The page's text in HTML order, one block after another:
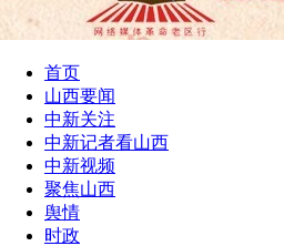
首页
山西要闻
中新关注
中新记者看山西
中新视频
聚焦山西
舆情
时政